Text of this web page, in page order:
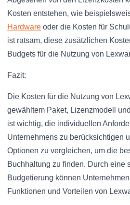
Kosten entstehen, wie
Hardware oder die Kosten für
ist ratsam, diese zusätzlichen
Budgets für die Nutzung von
Fazit:
Die Kosten für die Nutzung von
gewähltem Paket, Lizenzmodell
ist wichtig, die individuellen
Unternehmens zu berücksichtigen
Optionen zu vergleichen, um die
Buchhaltung zu finden. Durch eine
Budgetierung können
Funktionen und Vorteilen von